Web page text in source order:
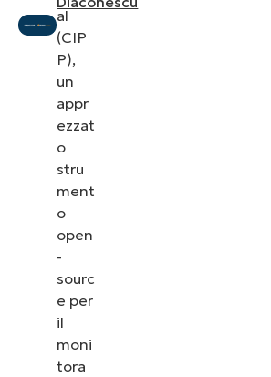
degli
al
(CIP
P),
un
appr
ezzat
o
stru
ment
o
open
-
sourc
e per
il
moni
tora